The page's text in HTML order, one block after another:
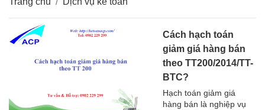
Cách hạch toán
giảm giá hàng bán
theo TT200/2014/TT-
BTC?
Hạch toán giảm giá
hàng bán là nghiệp vụ